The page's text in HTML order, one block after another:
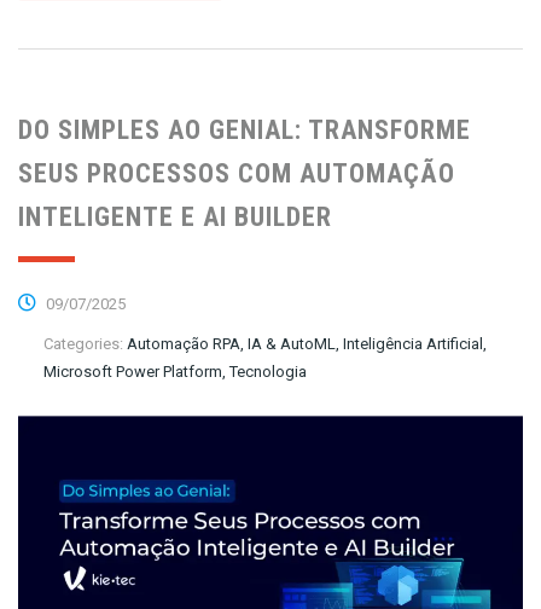
DO SIMPLES AO GENIAL: TRANSFORME
SEUS PROCESSOS COM AUTOMAÇÃO
INTELIGENTE E AI BUILDER
09/07/2025
Categories: Automação RPA, IA & AutoML, Inteligência Artificial,
Microsoft Power Platform, Tecnologia